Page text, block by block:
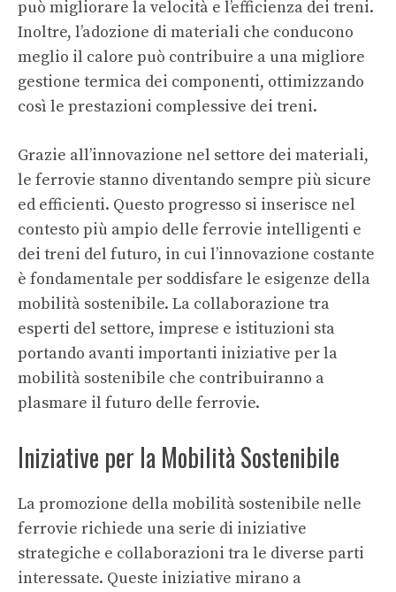
può migliorare la velocità e l’efficienza dei treni.
Inoltre, l’adozione di materiali che conducono
meglio il calore può contribuire a una migliore
gestione termica dei componenti, ottimizzando
così le prestazioni complessive dei treni.
Grazie all’innovazione nel settore dei materiali,
le ferrovie stanno diventando sempre più sicure
ed efficienti. Questo progresso si inserisce nel
contesto più ampio delle ferrovie intelligenti e
dei treni del futuro, in cui l’innovazione costante
è fondamentale per soddisfare le esigenze della
mobilità sostenibile. La collaborazione tra
esperti del settore, imprese e istituzioni sta
portando avanti importanti iniziative per la
mobilità sostenibile che contribuiranno a
plasmare il futuro delle ferrovie.
Iniziative per la Mobilità Sostenibile
La promozione della mobilità sostenibile nelle
ferrovie richiede una serie di iniziative
strategiche e collaborazioni tra le diverse parti
interessate. Queste iniziative mirano a